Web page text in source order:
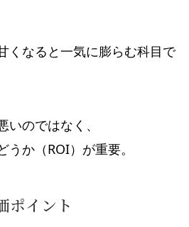
くなると一気に膨らむ科目で
のではなく、
うか（ROI）が重要。
ポイント